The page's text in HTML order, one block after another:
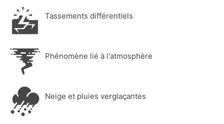
Tassements différentiels
Phénomène lié à l'atmosphère
Neige et pluies verglaçantes